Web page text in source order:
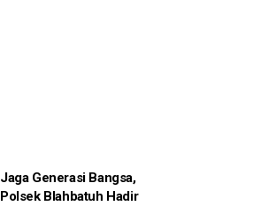
Jaga Generasi Bangsa,
Polsek Blahbatuh Hadir